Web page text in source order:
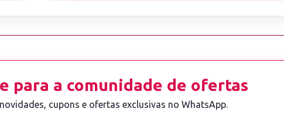
para a comunidade de ofertas
cupons e ofertas exclusivas no WhatsApp.